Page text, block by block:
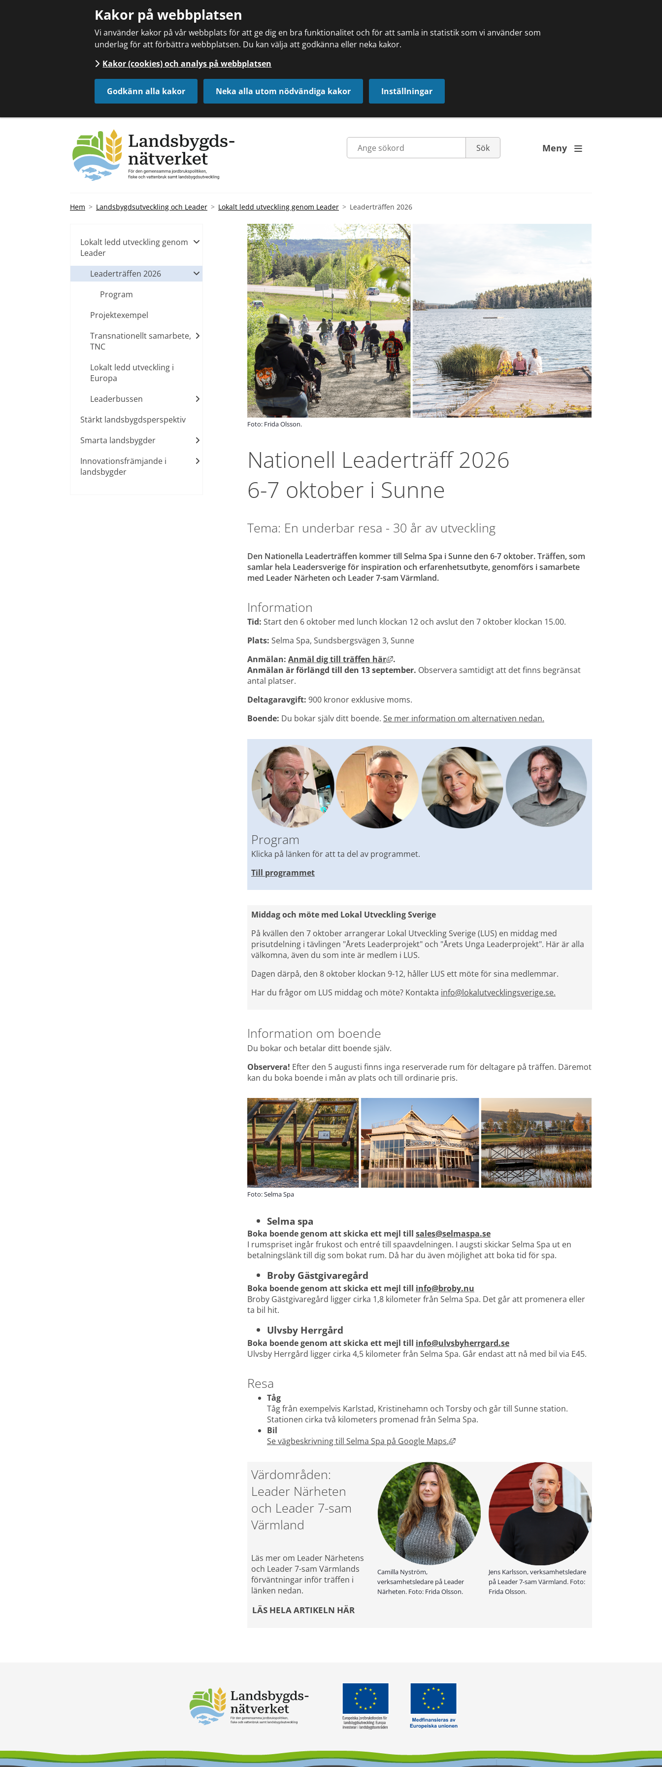
Kakor på webbplatsen
Vi använder kakor på vår webbplats för att ge dig en bra funktionalitet och för att samla in statistik som vi använder som
underlag för att förbättra webbplatsen. Du kan välja att godkänna eller neka kakor.
Kakor (cookies) och analys på webbplatsen
Godkänn alla kakor Neka alla utom nödvändiga kakor Inställningar
Meny 
Hem Landsbygdsutveckling och Leader Lokalt ledd utveckling genom Leader Leaderträffen 2026
Foto: Frida Olsson.
Nationell Leaderträff 2026
6-7 oktober i Sunne
Tema: En underbar resa - 30 år av utveckling
Den Nationella Leaderträffen kommer till Selma Spa i Sunne den 6-7 oktober. Träffen, som
samlar hela Leadersverige för inspiration och erfarenhetsutbyte, genomförs i samarbete
med Leader Närheten och Leader 7-sam Värmland.
Information
Tid: Start den 6 oktober med lunch klockan 12 och avslut den 7 oktober klockan 15.00.
Plats: Selma Spa, Sundsbergsvägen 3, Sunne
Anmälan: Anmäl dig till träffen här Länk till annan webbplats, öppnas i nytt fönster.
.
Anmälan är förlängd till den 13 september. Observera samtidigt att det finns begränsat
antal platser.
Deltagaravgift: 900 kronor exklusive moms.
Boende: Du bokar själv ditt boende. Se mer information om alternativen nedan.
Program
Klicka på länken för att ta del av programmet.
Till programmet
Middag och möte med Lokal Utveckling Sverige
På kvällen den 7 oktober arrangerar Lokal Utveckling Sverige (LUS) en middag med
prisutdelning i tävlingen "Årets Leaderprojekt" och "Årets Unga Leaderprojekt". Här är alla
välkomna, även du som inte är medlem i LUS.
Dagen därpå, den 8 oktober klockan 9-12, håller LUS ett möte för sina medlemmar.
Har du frågor om LUS middag och möte? Kontakta info@lokalutvecklingsverige.se.
Information om boende
Du bokar och betalar ditt boende själv.
Observera! Efter den 5 augusti finns inga reserverade rum för deltagare på träffen. Däremot
kan du boka boende i mån av plats och till ordinarie pris.
Foto: Selma Spa
Selma spa
Boka boende genom att skicka ett mejl till sales@selmaspa.se
I rumspriset ingår frukost och entré till spaavdelningen. I augsti skickar Selma Spa ut en
betalningslänk till dig som bokat rum. Då har du även möjlighet att boka tid för spa.
Broby Gästgivaregård
Boka boende genom att skicka ett mejl till info@broby.nu
Broby Gästgivaregård ligger cirka 1,8 kilometer från Selma Spa. Det går att promenera eller
ta bil hit.
Ulvsby Herrgård
Boka boende genom att skicka ett mejl till info@ulvsbyherrgard.se
Ulvsby Herrgård ligger cirka 4,5 kilometer från Selma Spa. Går endast att nå med bil via E45.
Resa
Tåg
Tåg från exempelvis Karlstad, Kristinehamn och Torsby och går till Sunne station.
Stationen cirka två kilometers promenad från Selma Spa.
Bil
Se vägbeskrivning till Selma Spa på Google Maps.
Länk till annan webbplats, öppnas i nytt fönster.
Jens Karlsson, verksamhetsledare
på Leader 7-sam Värmland. Foto:
Frida Olsson.
Camilla Nyström,
verksamhetsledare på Leader
Närheten. Foto: Frida Olsson.
Värdområden:
Leader Närheten
och Leader 7-sam
Värmland
Läs mer om Leader Närhetens
och Leader 7-sam Värmlands
förväntningar inför träffen i
länken nedan.
LÄS HELA ARTIKELN HÄR
Lokalt ledd utveckling genom
Leader
Leaderträffen 2026
Program
Projektexempel
Transnationellt samarbete,
TNC
Lokalt ledd utveckling i
Europa
Leaderbussen
Stärkt landsbygdsperspektiv
Smarta landsbygder
Innovationsfrämjande i
landsbygder